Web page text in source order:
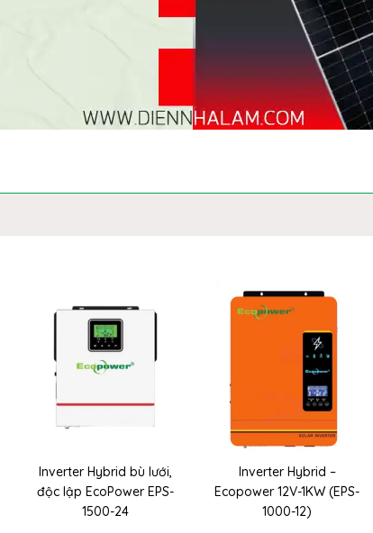
Inverter Hybrid bù lưới,
độc lập EcoPower EPS-
1500-24
Inverter Hybrid –
Ecopower 12V-1KW (EPS-
1000-12)